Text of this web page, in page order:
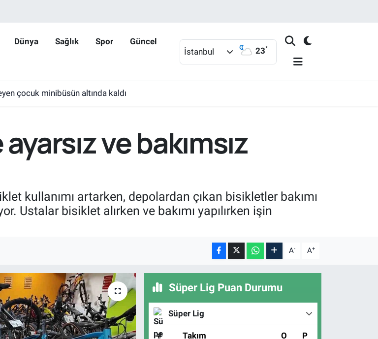
Dünya Sağlık Spor Güncel
İstanbul 23°
çocuk minibüsün altında kaldı
ve bakımsız
kullanımı artarken, depolardan çıkan bisikletler bakımı
Ustalar bisiklet alırken ve bakımı yapılırken işin
A- A+
Süper Lig Puan Durumu
Süper Lig
# Takım O P